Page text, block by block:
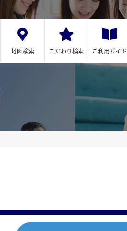
地図検索 こだわり検索 ご利用ガイド